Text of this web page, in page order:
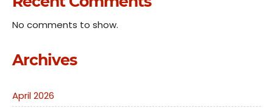
No comments to show.
Archives
April 2026